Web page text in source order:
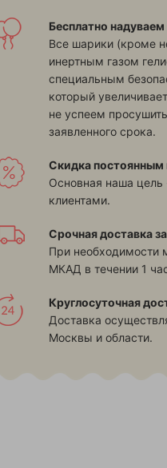
Бесплатно
Все шарики (кроме
инертным газом
специальным
который
не успеем
заявленного срока.
Скидка постоянным
Основная наша цель
клиентами.
Срочная доставка
При необходимости
МКАД в течении 1
Круглосуточная
Доставка
Москвы и области.